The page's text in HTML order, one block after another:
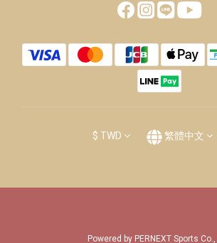
$ TWD 繁體中文
Powered by PERNEXT Sports Co.,